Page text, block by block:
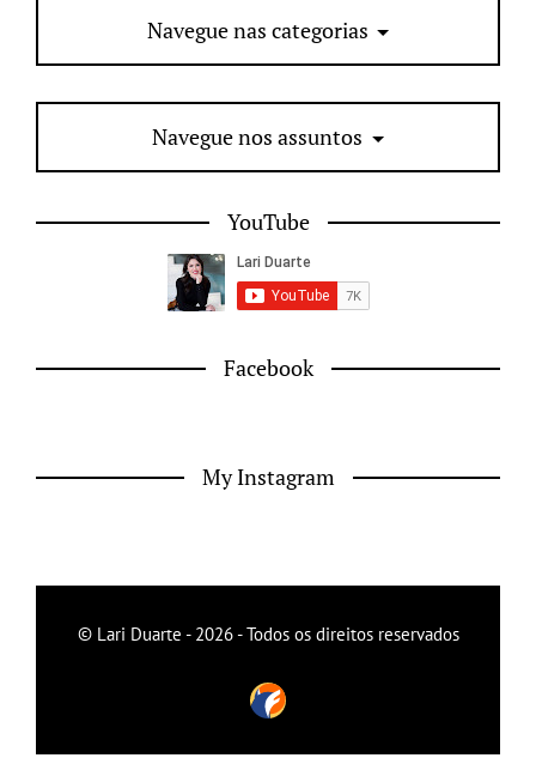
Navegue nas categorias
Navegue nos assuntos
YouTube
Facebook
My Instagram
© Lari Duarte - 2026 - Todos os direitos reservados